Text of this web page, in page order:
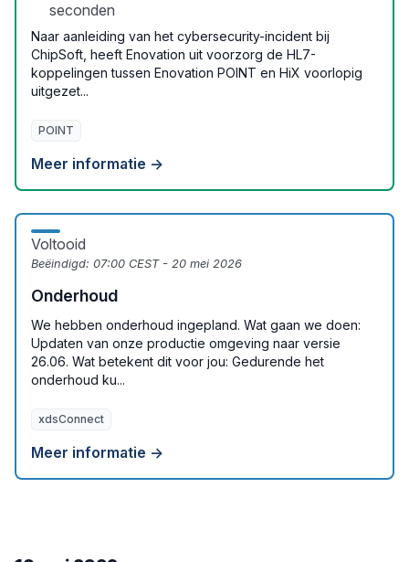
seconden
Naar aanleiding van het cybersecurity-incident bij
ChipSoft, heeft Enovation uit voorzorg de HL7-
koppelingen tussen Enovation POINT en HiX voorlopig
uitgezet...
POINT
Meer informatie →
Voltooid
Beëindigd: 07:00 CEST - 20 mei 2026
Onderhoud
We hebben onderhoud ingepland. Wat gaan we doen:
Updaten van onze productie omgeving naar versie
26.06. Wat betekent dit voor jou: Gedurende het
onderhoud ku...
xdsConnect
Meer informatie →